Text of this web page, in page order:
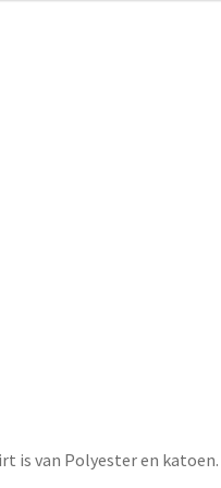
is van Polyester en katoen.